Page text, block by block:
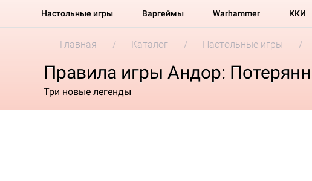
Настольные игры Варгеймы Warhammer ККИ
Главная Каталог Настольные игры
Правила игры Андор:
Три новые легенды